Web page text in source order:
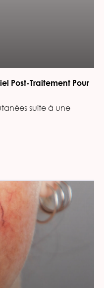
Post-Traitement Pour
suite à une